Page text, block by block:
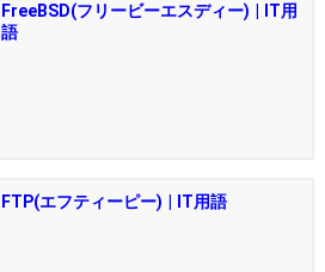
FreeBSD(フリービーエスディー) | IT用
語
FTP(エフティーピー) | IT用語